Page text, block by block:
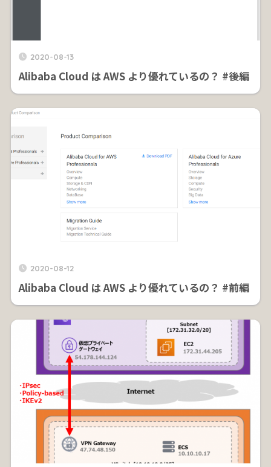
2020-08-13
Alibaba Cloud は AWS より優れているの？ #後編
2020-08-12
Alibaba Cloud は AWS より優れているの？ #前編